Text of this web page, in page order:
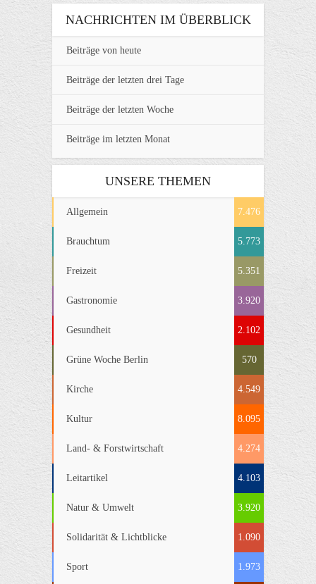
NACHRICHTEN IM ÜBERBLICK
Beiträge von heute
Beiträge der letzten drei Tage
Beiträge der letzten Woche
Beiträge im letzten Monat
UNSERE THEMEN
Allgemein 7.476
Brauchtum 5.773
Freizeit 5.351
Gastronomie 3.920
Gesundheit 2.102
Grüne Woche Berlin 570
Kirche 4.549
Kultur 8.095
Land- & Forstwirtschaft 4.274
Leitartikel 4.103
Natur & Umwelt 3.920
Solidarität & Lichtblicke 1.090
Sport 1.973